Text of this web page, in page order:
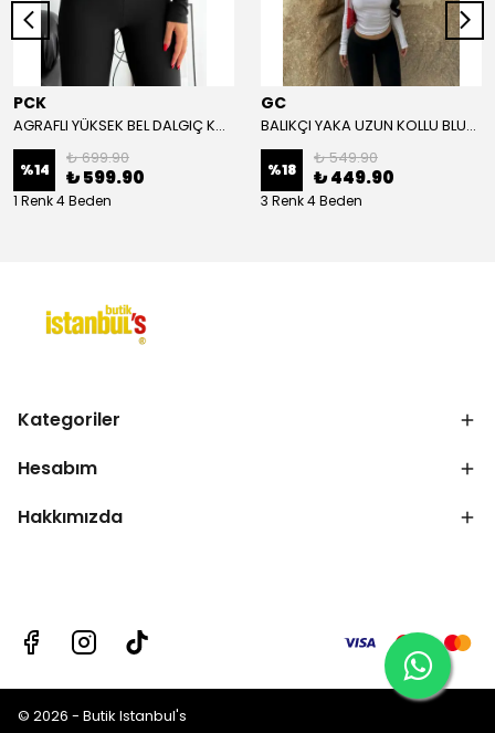
PCK
AGRAFLI YÜKSEK BEL DALGIÇ KUMAŞ TAYT - Siyah
%14
₺ 699.90
₺ 599.90
1 Renk 4 Beden
GC
BALIKÇI YAKA UZUN KOLLU BLUZ - Beyaz
%18
₺ 549.90
₺ 449.90
3 Renk 4 Beden
Kategoriler
Hesabım
Hakkımızda
© 2026 - Butik Istanbul's